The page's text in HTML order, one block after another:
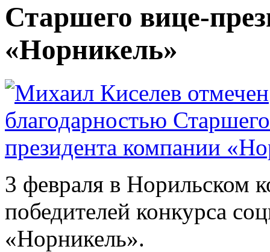
Старшего вице-
«Норникель»
3 февраля в Норильском
победителей конкурса
«Норникель».